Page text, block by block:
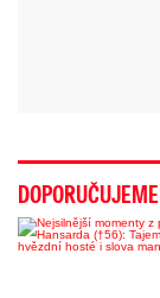
DOPORUČUJEME